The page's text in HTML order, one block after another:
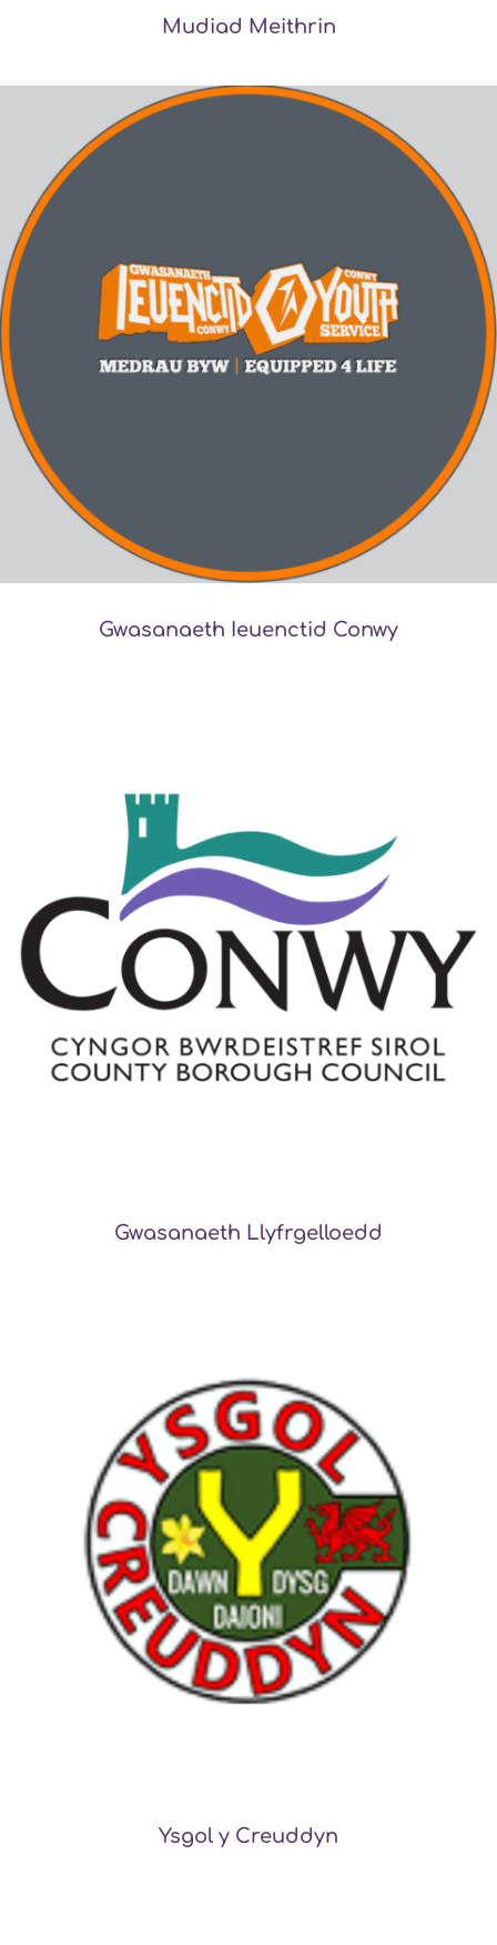
Mudiad Meithrin
Gwasanaeth Ieuenctid Conwy
Gwasanaeth Llyfrgelloedd
Ysgol y Creuddyn